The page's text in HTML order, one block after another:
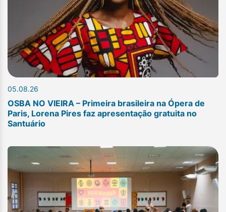
05.08.26
OSBA NO VIEIRA – Primeira brasileira na Ópera de
Paris, Lorena Pires faz apresentação gratuita no
Santuário